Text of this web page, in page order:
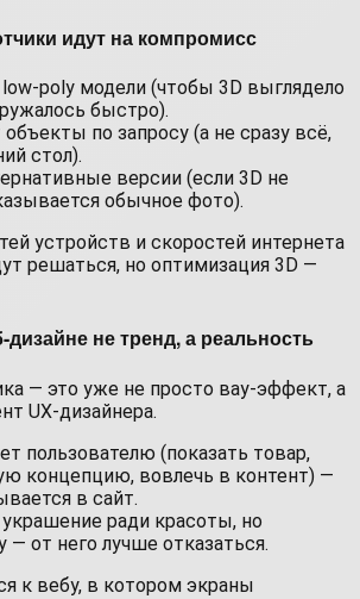
идут на компромисс
poly модели (чтобы 3D выглядело
быстро).
по запросу (а не сразу всё,
стол).
версии (если 3D не
обычное фото).
устройств и скоростей интернета
решаться, но оптимизация 3D —
дизайне не тренд, а реальность
— это уже не просто вау-эффект, а
UX-дизайнера.
пользователю (показать товар,
концепцию, вовлечь в контент) —
в сайт.
украшение ради красоты, но
— от него лучше отказаться.
к вебу, в котором экраны